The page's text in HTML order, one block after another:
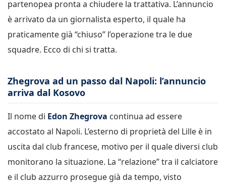
partenopea pronta a chiudere la trattativa. L’annuncio
è arrivato da un giornalista esperto, il quale ha
praticamente già “chiuso” l’operazione tra le due
squadre. Ecco di chi si tratta.
Zhegrova ad un passo dal Napoli: l’annuncio
arriva dal Kosovo
Il nome di Edon Zhegrova continua ad essere
accostato al Napoli. L’esterno di proprietà del Lille è in
uscita dal club francese, motivo per il quale diversi club
monitorano la situazione. La “relazione” tra il calciatore
e il club azzurro prosegue già da tempo, visto